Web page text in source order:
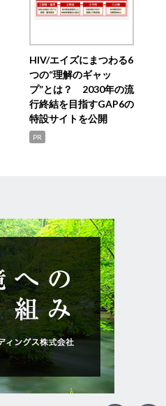
HIV/エイズにまつわる6
つの“理解のギャッ
プ”とは？ 2030年の流
行終結を目指すGAP6の
特設サイトを公開
PR